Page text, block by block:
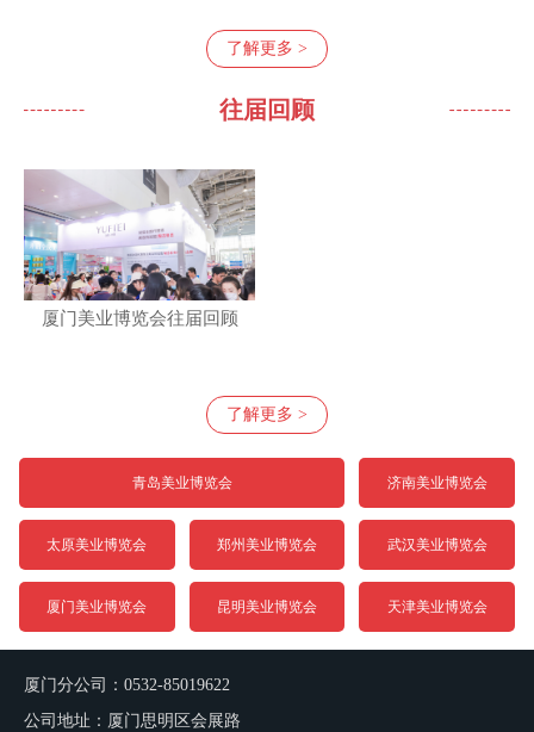
了解更多 >
往届回顾
厦门美业博览会往届回顾
了解更多 >
青岛美业博览会 济南美业博览会
太原美业博览会 郑州美业博览会 武汉美业博览会
厦门美业博览会 昆明美业博览会 天津美业博览会
厦门分公司：0532-85019622
公司地址：厦门思明区会展路